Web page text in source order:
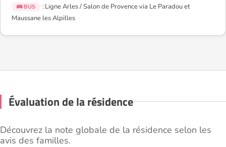
🚌 BUS
: Ligne Arles / Salon de Provence via Le Paradou et
Maussane les Alpilles
Évaluation de la résidence
Découvrez la note globale de la résidence selon les
avis des familles.